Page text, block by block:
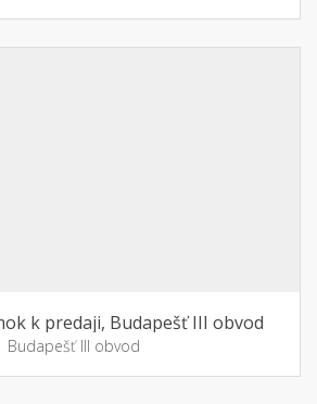
k predaji, Budapešť III obvod
Budapešť III obvod